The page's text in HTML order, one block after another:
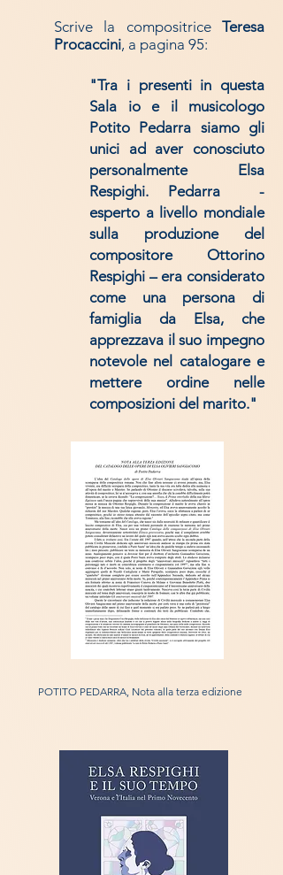
Scrive la compositrice Teresa
Procaccini, a pagina 95:
"Tra i presenti in questa
Sala io e il musicologo
Potito Pedarra siamo gli
unici ad aver conosciuto
personalmente Elsa
Respighi. Pedarra -
esperto a livello mondiale
sulla produzione del
compositore Ottorino
Respighi – era considerato
come una persona di
famiglia da Elsa, che
apprezzava il suo impegno
notevole nel catalogare e
mettere ordine nelle
composizioni del marito."
POTITO PEDARRA, Nota alla terza edizione